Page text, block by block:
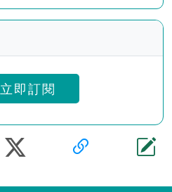
立即訂閱